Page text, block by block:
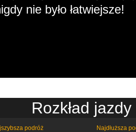
nie było łatwiejsze!
Rozkład
podróż Najdłuższa